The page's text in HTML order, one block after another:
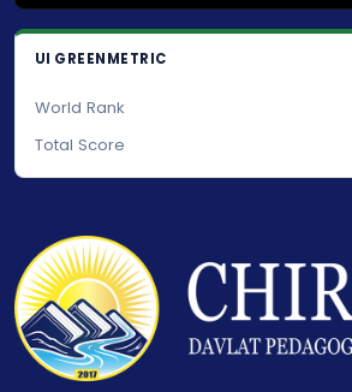
UI GREENMETRIC
World Rank
Total Score